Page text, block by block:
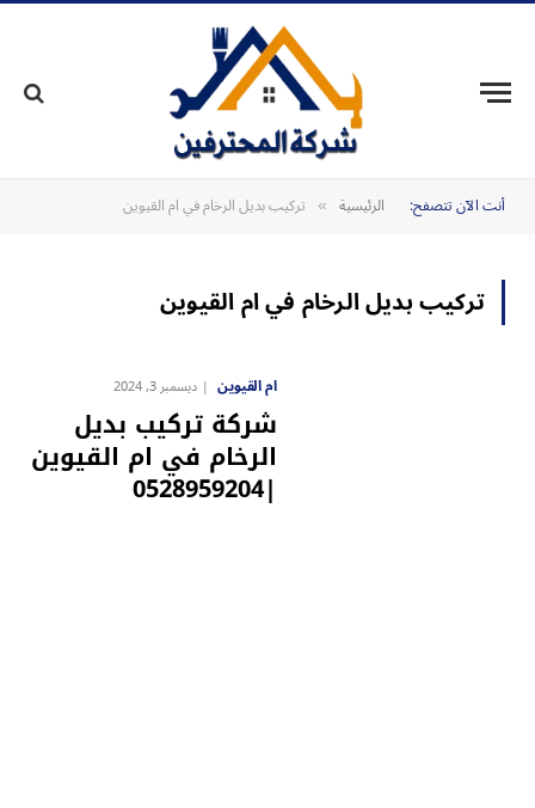
أنت الآن تتصفح: الرئيسية » تركيب بديل الرخام في ام القيوين
تركيب بديل الرخام في ام القيوين
ام القيوين ديسمبر 3, 2024
شركة تركيب بديل
الرخام في ام القيوين
|0528959204